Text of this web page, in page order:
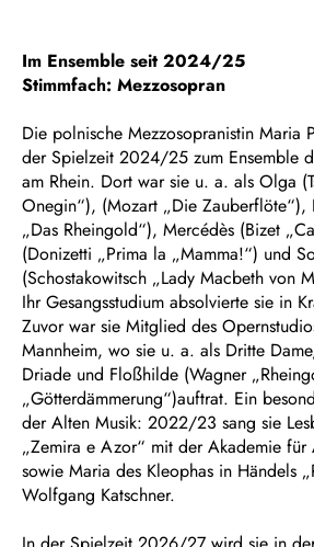
Im Ensemble seit 2024/25
Stimmfach: Mezzosopran
Die polnische Mezzosopranistin Maria
der Spielzeit 2024/25 zum Ensemble
am Rhein. Dort war sie u. a. als Olga
Onegin“), (Mozart „Die Zauberflöte“),
„Das Rheingold“), Mercédès (Bizet
(Donizetti „Prima la „Mamma!“) und
(Schostakowitsch „Lady Macbeth von
Ihr Gesangsstudium absolvierte sie in
Zuvor war sie Mitglied des
Mannheim, wo sie u. a. als Dritte
Driade und Floßhilde (Wagner
„Götterdämmerung“)auftrat. Ein
der Alten Musik: 2022/23 sang sie
„Zemira e Azor“ mit der Akademie für
sowie Maria des Kleophas in Händels
Wolfgang Katschner.